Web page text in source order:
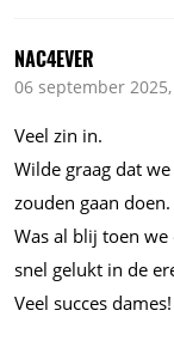
NAC4EVER
06 september
Veel zin in.
Wilde graag dat
zouden gaan doen.
Was al blij toen
snel gelukt in de
Veel succes dames!